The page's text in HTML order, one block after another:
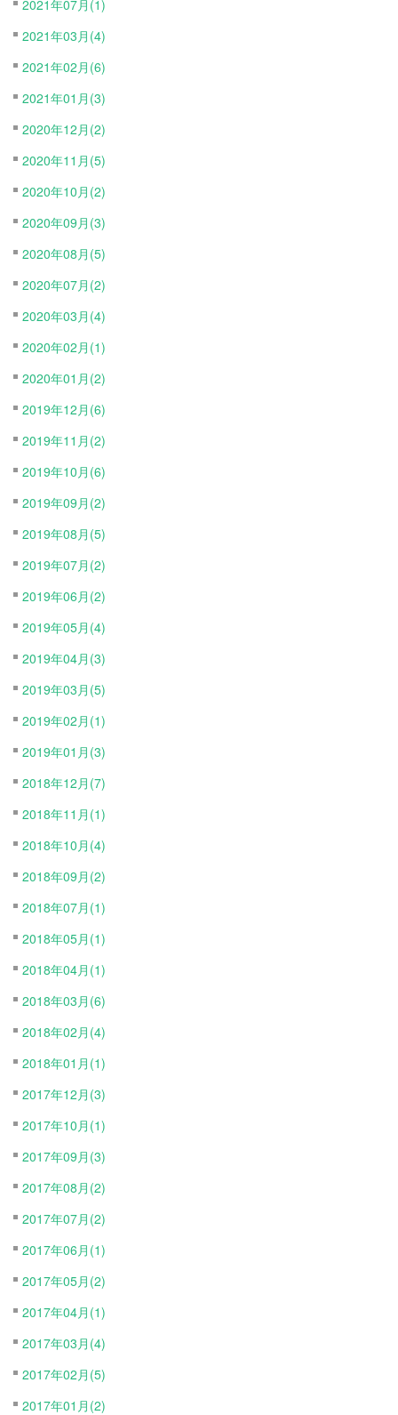
2021年07月(1)
2021年03月(4)
2021年02月(6)
2021年01月(3)
2020年12月(2)
2020年11月(5)
2020年10月(2)
2020年09月(3)
2020年08月(5)
2020年07月(2)
2020年03月(4)
2020年02月(1)
2020年01月(2)
2019年12月(6)
2019年11月(2)
2019年10月(6)
2019年09月(2)
2019年08月(5)
2019年07月(2)
2019年06月(2)
2019年05月(4)
2019年04月(3)
2019年03月(5)
2019年02月(1)
2019年01月(3)
2018年12月(7)
2018年11月(1)
2018年10月(4)
2018年09月(2)
2018年07月(1)
2018年05月(1)
2018年04月(1)
2018年03月(6)
2018年02月(4)
2018年01月(1)
2017年12月(3)
2017年10月(1)
2017年09月(3)
2017年08月(2)
2017年07月(2)
2017年06月(1)
2017年05月(2)
2017年04月(1)
2017年03月(4)
2017年02月(5)
2017年01月(2)